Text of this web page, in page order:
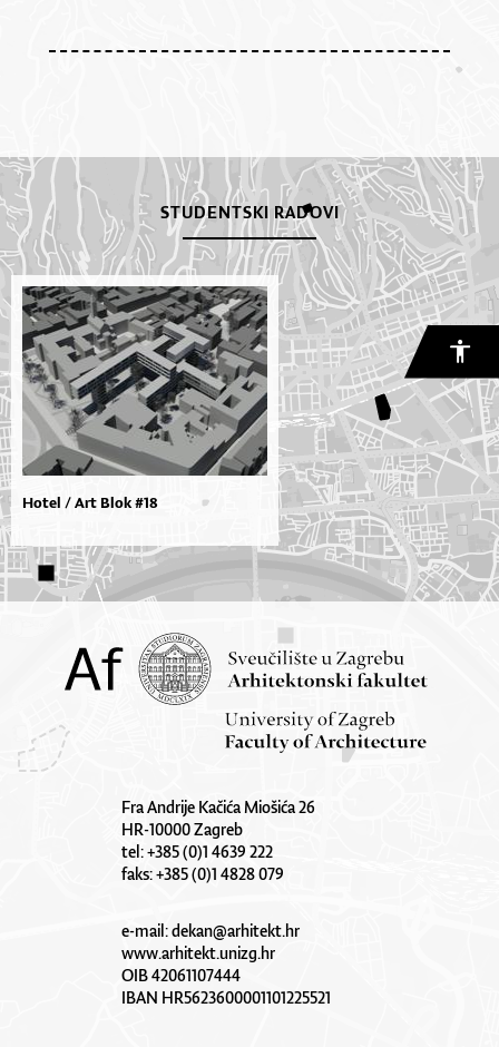
STUDENTSKI RADOVI
Hotel / Art Blok #18
Fra Andrije Kačića Miošića 26
HR-10000 Zagreb
tel: +385 (0)1 4639 222
faks: +385 (0)1 4828 079
e-mail:dekan@arhitekt.hr
www.arhitekt.unizg.hr
OIB 42061107444
IBAN HR5623600001101225521